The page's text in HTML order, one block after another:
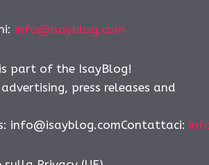
info@isayblog.com
part of the IsayBlog!
press releases and
info@isayblog.comContattaci: